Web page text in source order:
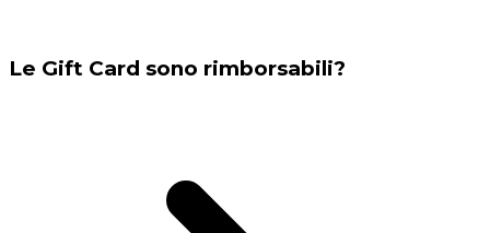
Le Gift Card sono rimborsabili?